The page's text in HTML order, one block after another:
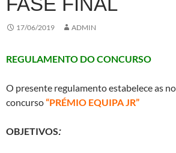
17/06/2019 ADMIN
REGULAMENTO DO CONCURSO
O presente regulamento estabelece as
concurso“PRÉMIO EQUIPA JR”
OBJETIVOS: